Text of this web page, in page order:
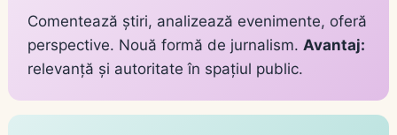
Comentează știri, analizează evenimente, oferă
perspective. Nouă formă de jurnalism. Avantaj:
relevanță și autoritate în spațiul public.